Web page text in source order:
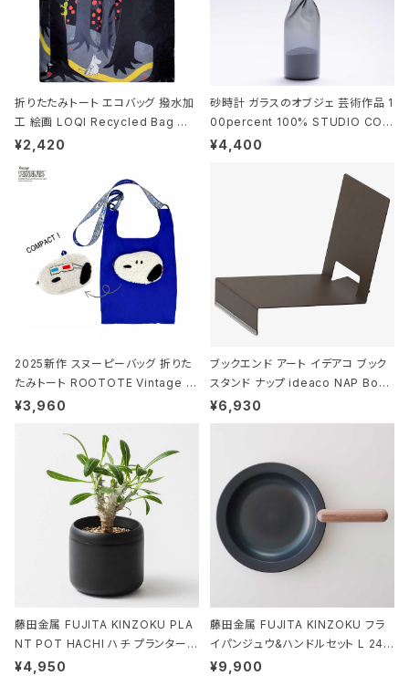
折りたたみトート エコバッグ 撥水加
工 絵画 LOQI Recycled Bag ロ
ーキー 大きめ トートバッグ MOOMI
¥2,420
砂時計 ガラスのオブジェ 芸術作品 1
00percent 100% STUDIO COH
AKU Timeless 100パーセント ス
¥4,400
2025新作 スヌーピーバッグ 折りた
たみトート ROOTOTE Vintage P
EANUTS ROO-shopper mid 84
ド.ピーナッツ-0P 3Dグラス
¥3,960
ブックエンド アート イデアコ ブック
スタンド ナップ ideaco NAP Book
stand ブラウン
¥6,930
藤田金属 FUJITA KINZOKU PLA
NT POT HACHI ハチ プランターポ
ット 3号 ブラック
¥4,950
藤田金属 FUJITA KINZOKU フラ
イパンジュウ&ハンドルセット L 24c
m ガス火・IH対応 鉄フライパン ウォ
¥9,900